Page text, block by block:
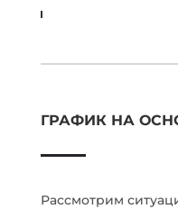
ГРАФИК НА
Рассмотрим